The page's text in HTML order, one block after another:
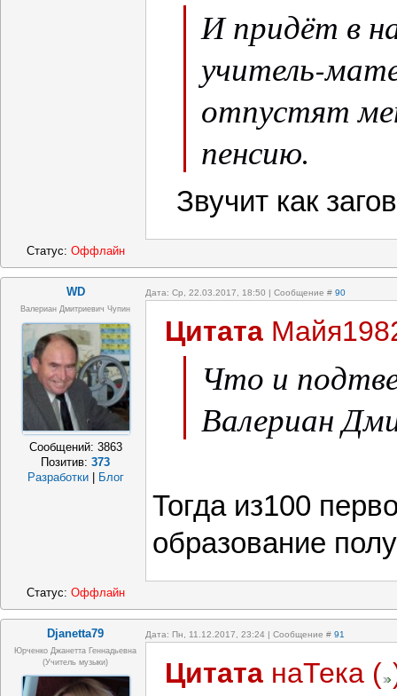
И придёт в
учитель-
отпустят
пенсию.
Звучит как
Статус: Оффлайн
WD Дата: Ср, 22.03.2017, 18:50 | Сообщение # 90
Валериан Дмитриевич Чупин
Сообщений: 3863
Позитив:373
Разработки
Блог
Цитата
Что и
Валериан
Тогда из100
образование
Статус: Оффлайн
Djanetta79 Дата: Пн, 11.12.2017, 23:24 | Сообщение # 91
Юрченко Джанетта Геннадьевна
(Учитель музыки)
Цитата наТека (